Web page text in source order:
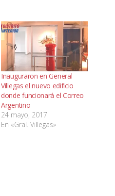
Inauguraron en General
Villegas el nuevo edificio
donde funcionará el Correo
Argentino
24 mayo, 2017
En «Gral. Villegas»